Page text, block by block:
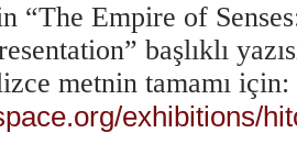
“The Empire of
başlıklı
metnin tamamı için:
exhibitions/